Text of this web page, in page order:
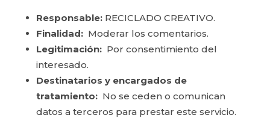
Responsable:RECICLADO CREATIVO.
Finalidad:Moderar los comentarios.
Legitimación:Por consentimiento del
interesado.
Destinatarios y encargados de
tratamiento:No se ceden o comunican
datos a terceros para prestar este servicio.